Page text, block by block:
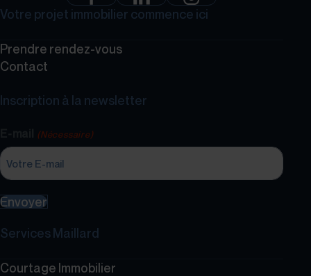
Votre projet immobilier commence ici
Prendre rendez-vous
Contact
Inscription à la newsletter
(Nécessaire)
Envoyer
Services Maillard
Courtage Immobilier